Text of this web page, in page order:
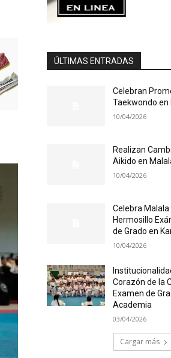
ÚLTIMAS ENTRADAS
Celebran
Taekwondo en
10/04/2026
Realizan
Aikido en
10/04/2026
Celebra
Hermosillo
de Grado en
10/04/2026
Corazón de la
Examen de
Academia
03/04/2026
Cargar más